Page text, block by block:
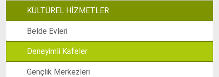
KÜLTÜREL HİZMETLER
Belde Evleri
Deneyimli Kafeler
Gençlik Merkezleri